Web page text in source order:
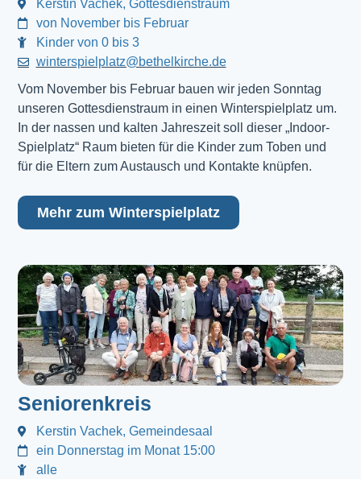
Kerstin Vachek, Gottesdienstraum
von November bis Februar
Kinder von 0 bis 3
winterspielplatz@bethelkirche.de
Vom November bis Februar bauen wir jeden Sonntag
unseren Gottesdienstraum in einen Winterspielplatz um.
In der nassen und kalten Jahreszeit soll dieser „Indoor-
Spielplatz“ Raum bieten für die Kinder zum Toben und
für die Eltern zum Austausch und Kontakte knüpfen.
Mehr zum Winterspielplatz
Seniorenkreis
Kerstin Vachek, Gemeindesaal
ein Donnerstag im Monat 15:00
alle